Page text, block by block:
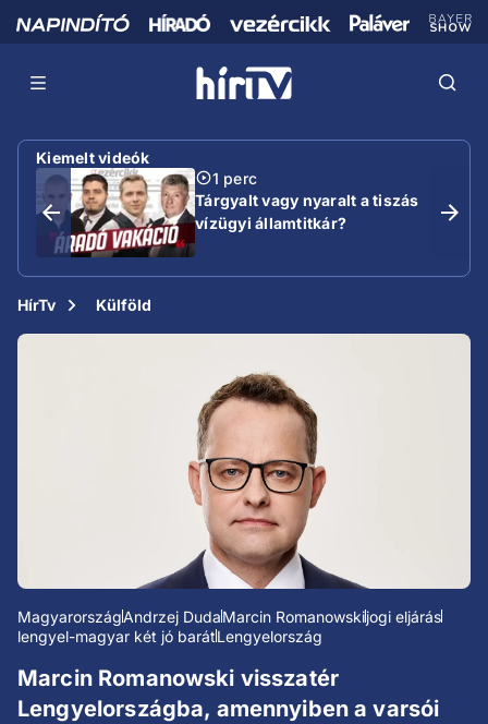
Kiemelt videók
1 perc
Tárgyalt vagy nyaralt a tiszás
vízügyi államtitkár?
HírTv Külföld
MagyarországAndrzej DudaMarcin Romanowskijogi eljárás
lengyel-magyar két jó barátLengyelország
Marcin Romanowski visszatér
Lengyelországba, amennyiben a varsói